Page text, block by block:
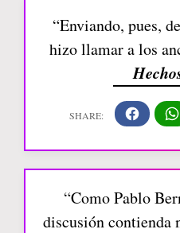
“Enviando, pues,
hizo llamar a los
“Como Pablo
discusión contienda